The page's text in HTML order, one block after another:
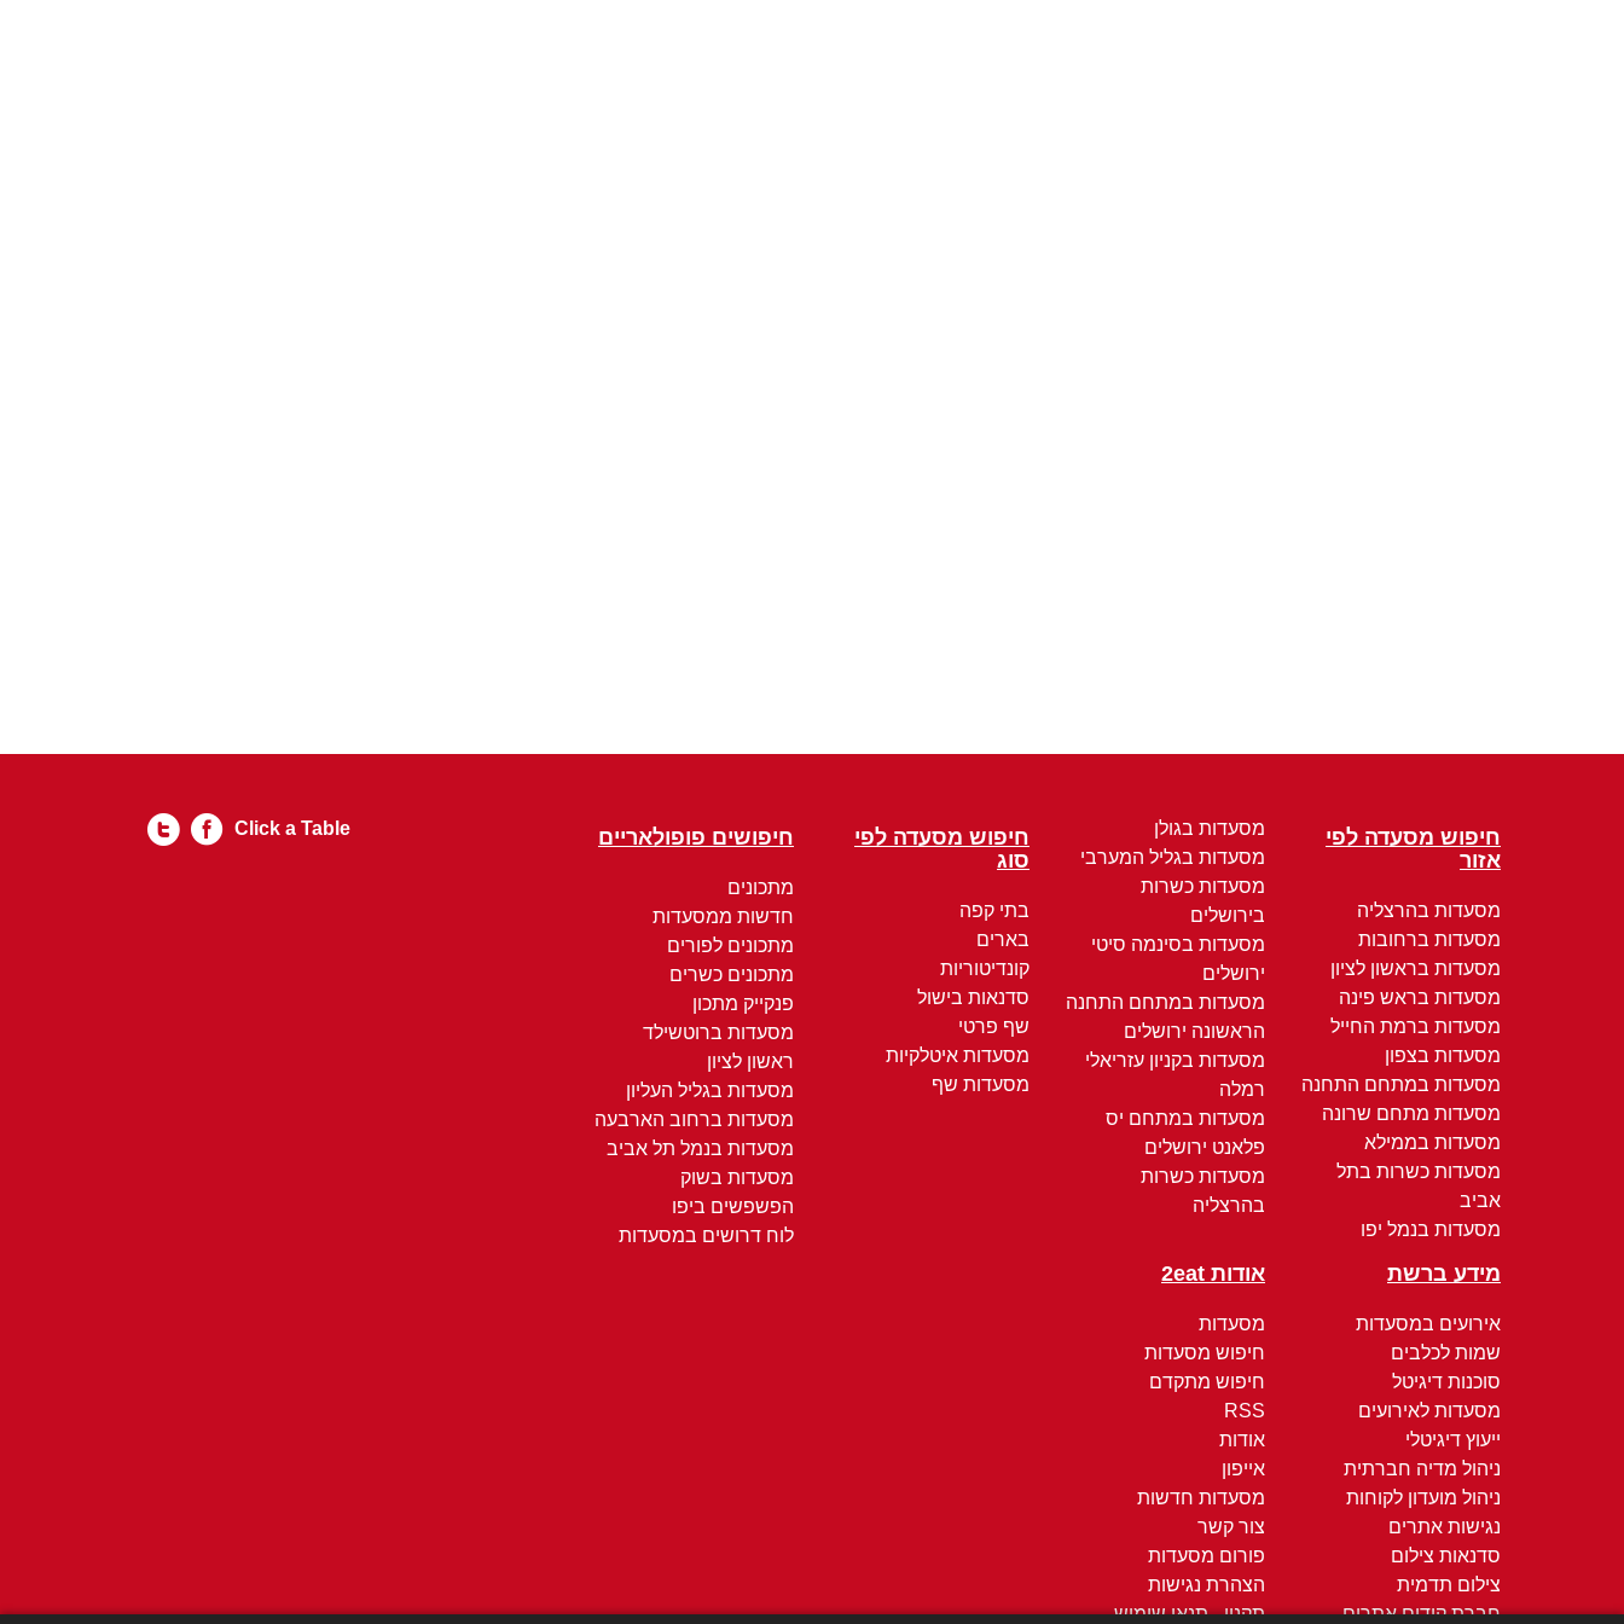
חיפוש מסעדה לפי
אזור
מסעדות בהרצליה
מסעדות ברחובות
מסעדות בראשון לציון
מסעדות בראש פינה
מסעדות ברמת החייל
מסעדות בצפון
מסעדות במתחם התחנה
מסעדות מתחם שרונה
מסעדות בממילא
מסעדות כשרות בתל
אביב
מסעדות בנמל יפו
מסעדות בגולן
מסעדות בגליל המערבי
מסעדות כשרות
בירושלים
מסעדות בסינמה סיטי
ירושלים
מסעדות במתחם התחנה
הראשונה ירושלים
מסעדות בקניון עזריאלי
רמלה
מסעדות במתחם יס
פלאנט ירושלים
מסעדות כשרות
בהרצליה
חיפוש מסעדה לפי
סוג
בתי קפה
בארים
קונדיטוריות
סדנאות בישול
שף פרטי
מסעדות איטלקיות
מסעדות שף
חיפושים פופולאריים
מתכונים
חדשות ממסעדות
מתכונים לפורים
מתכונים כשרים
פנקייק מתכון
מסעדות ברוטשילד
ראשון לציון
מסעדות בגליל העליון
מסעדות ברחוב הארבעה
מסעדות בנמל תל אביב
מסעדות בשוק
הפשפשים ביפו
לוח דרושים במסעדות
מידע ברשת
אירועים במסעדות
שמות לכלבים
סוכנות דיגיטל
מסעדות לאירועים
ייעוץ דיגיטלי
ניהול מדיה חברתית
ניהול מועדון לקוחות
נגישות אתרים
סדנאות צילום
צילום תדמית
חברת קידום אתרים
אודות 2eat
מסעדות
חיפוש מסעדות
חיפוש מתקדם
RSS
אודות
אייפון
מסעדות חדשות
צור קשר
פורום מסעדות
הצהרת נגישות
תקנון - תנאי שימוש
Click a Table